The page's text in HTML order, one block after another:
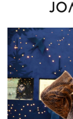
MODE
LIFESTYLE
PARIS
DÉCORATION